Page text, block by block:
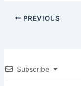
PREVIOUS
Subscribe